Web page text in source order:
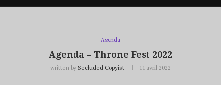
Agenda
Agenda – Throne Fest 2022
written by Secluded Copyist 11 avril 2022